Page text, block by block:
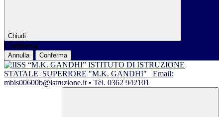
Chiudi
Conferma
Annulla Conferma
ISTITUTO DI ISTRUZIONE
STATALE SUPERIORE "M.K. GANDHI"
Email:
mbis00600b@istruzione.it • Tel. 0362 942101